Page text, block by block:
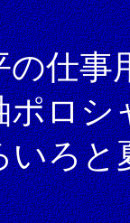
の仕事
ポロシ
いろと